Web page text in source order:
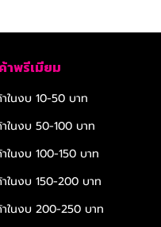
าพรีเมียม
ในงบ 10-50 บาท
ในงบ 50-100 บาท
ในงบ 100-150 บาท
ในงบ 150-200 บาท
ในงบ 200-250 บาท